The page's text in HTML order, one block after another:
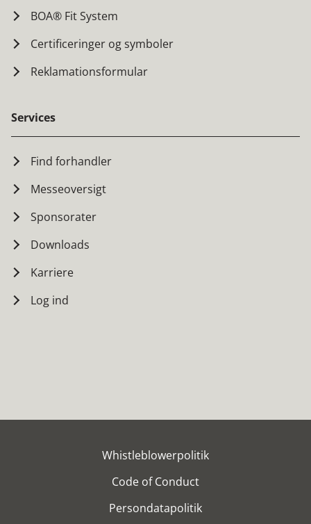
BOA® Fit System
Certificeringer og symboler
Reklamationsformular
Services
Find forhandler
Messeoversigt
Sponsorater
Downloads
Karriere
Log ind
Whistleblowerpolitik
Code of Conduct
Persondatapolitik